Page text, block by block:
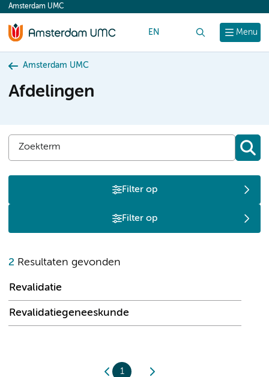
content
Menu
Amsterdam UMC
EN
Amsterdam UMC
Afdelingen
Filter op
Filter op
2 Resultaten gevonden
Revalidatie
Revalidatiegeneeskunde
1